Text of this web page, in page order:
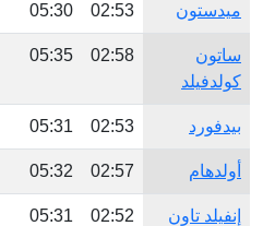
ميدستون 02:53
05:30
ساتون
كولدفيلد
02:58
05:35
بيدفورد 02:53
05:31
أولدهام 02:57
05:32
إنفيلد تاون 02:52
05:31